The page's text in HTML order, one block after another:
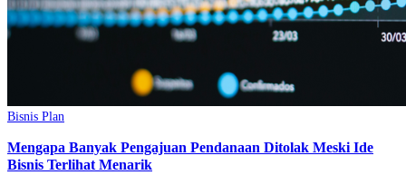
Bisnis Plan
Mengapa Banyak Pengajuan Pendanaan Ditolak Meski Ide
Bisnis Terlihat Menarik